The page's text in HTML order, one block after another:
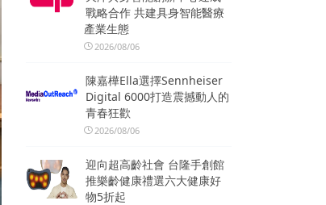
戰略合作 共建具身智能醫療
產業生態
2026/08/06
陳嘉樺Ella選擇Sennheiser
Digital 6000打造震撼動人的
青春狂歡
2026/08/06
迎向超高齡社會 台隆手創館
推樂齡健康禮選六大健康好
物5折起